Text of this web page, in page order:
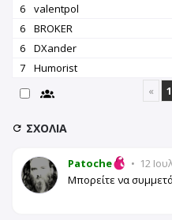
6
valentpol
6
BROKER
6
DXander
7
Humorist
«
1
ΣΧΌΛΙΑ
Patoche • 12
Μπορείτε να